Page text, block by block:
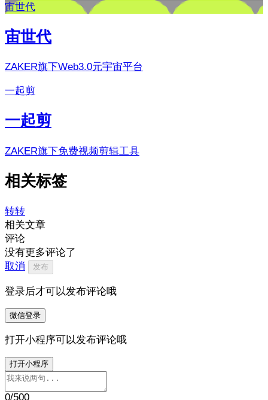
宙世代
宙世代
ZAKER旗下Web3.0元宇宙平台
一起剪
一起剪
ZAKER旗下免费视频剪辑工具
相关标签
转转
相关文章
评论
没有更多评论了
取消
发布
登录后才可以发布评论哦
微信登录
打开小程序可以发布评论哦
打开小程序
0/500